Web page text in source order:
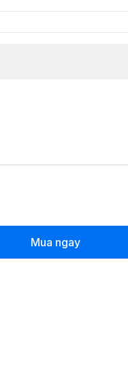
Mua ngay